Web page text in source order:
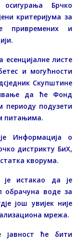
осигурања Брчко
критеријума за
привремених и
листе
и могућности
Скупштине
да ће Фонд
периоду подузети
питањима.
Информација о
дистрикту БиХ,
кворума.
истакао да је
обрачуна воде за
још увијек није
мрежа.
јавност ће бити